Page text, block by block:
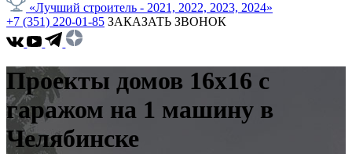
«Лучший строитель - 2021, 2022, 2023, 2024»
+7 (351) 220-01-85 ЗАКАЗАТЬ ЗВОНОК
Проекты домов 16x16 с
гаражом на 1 машину в
Челябинске